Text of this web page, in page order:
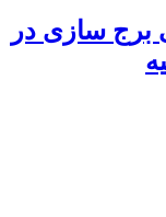
برج سازی در